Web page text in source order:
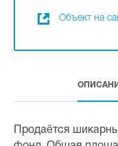
Объект на
Продаётся